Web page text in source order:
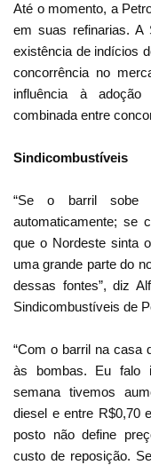
Até o momento, a
em suas refinarias. A
existência de indícios
concorrência no
influência à
combinada entre
Sindicombustíveis
“Se o barril
automaticamente; se
que o Nordeste sinta
uma grande parte do
dessas fontes”, diz
Sindicombustíveis de
“Com o barril na casa
às bombas. Eu falo
semana tivemos
diesel e entre R$0,70
posto não define
custo de reposição.